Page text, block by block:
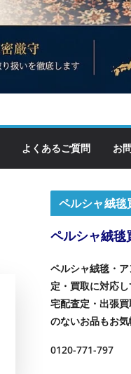
よくあるご質問 お
ペルシャ絨毯
ペルシャ絨毯
ペルシャ絨毯・
定・買取に対応し
宅配査定・出張
のないお品もお気
0120-771-797